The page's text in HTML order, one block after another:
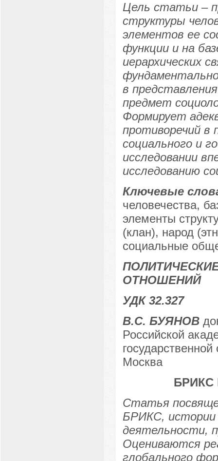
Цель статьи –
структуры
элементов ее
функции и на
иерархических
в
предмет
Формирует
противоречий в
социального и
исследовании
исследованию
Ключевые
человечества,
элементы
(клан), народ
социальные
ОТНОШЕНИЙ
УДК 32.327
В.С. БУЯНОВ
Российской
Москва
БРИКС
Статья
БРИКС, истории
деятельности,
Оцениваются
глобального